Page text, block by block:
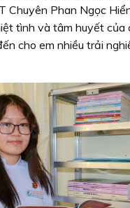
Chuyên Phan Ngọc
tình và tâm huyết của
cho em nhiều trải